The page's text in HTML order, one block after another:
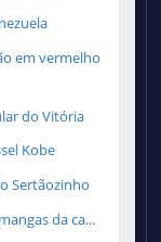
em vermelho
do Vitória
Kobe
Sertãozinho
da ca...